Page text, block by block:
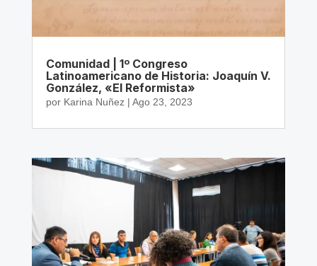
Comunidad | 1º Congreso
Latinoamericano de Historia: Joaquín V.
González, «El Reformista»
por Karina Nuñez| Ago 23, 2023